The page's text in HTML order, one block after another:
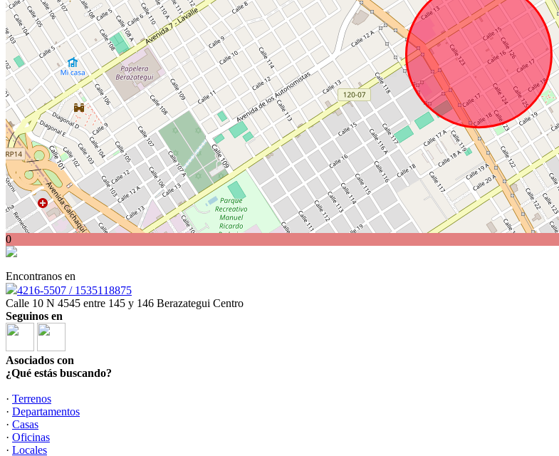
0
Encontranos en
4216-5507 / 1535118875
Calle 10 N 4545 entre 145 y 146 Berazategui Centro
Seguinos en
Asociados con
¿Qué estás buscando?
· Terrenos
· Departamentos
· Casas
· Oficinas
· Locales